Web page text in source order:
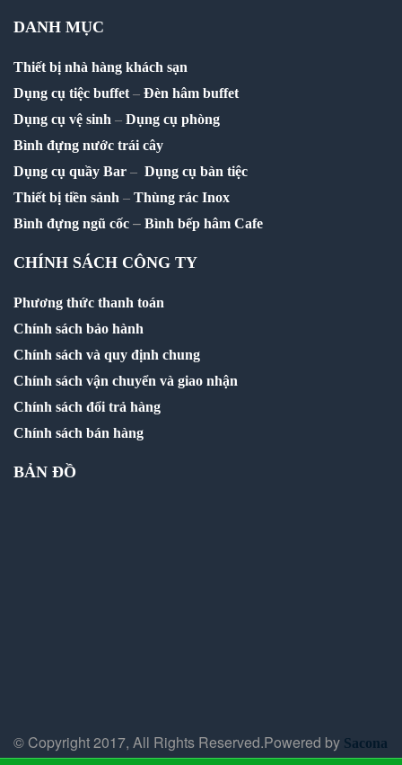
DANH MỤC
Thiết bị nhà hàng khách sạn
Dụng cụ tiệc buffet – Đèn hâm buffet
Dụng cụ vệ sinh – Dụng cụ phòng
Bình đựng nước trái cây
Dụng cụ quầy Bar – Dụng cụ bàn tiệc
Thiết bị tiền sảnh – Thùng rác Inox
Bình đựng ngũ cốc – Bình bếp hâm Cafe
CHÍNH SÁCH CÔNG TY
Phương thức thanh toán
Chính sách bảo hành
Chính sách và quy định chung
Chính sách vận chuyển và giao nhận
Chính sách đổi trả hàng
Chính sách bán hàng
BẢN ĐỒ
© Copyright 2017, All Rights Reserved.Powered by Sacona